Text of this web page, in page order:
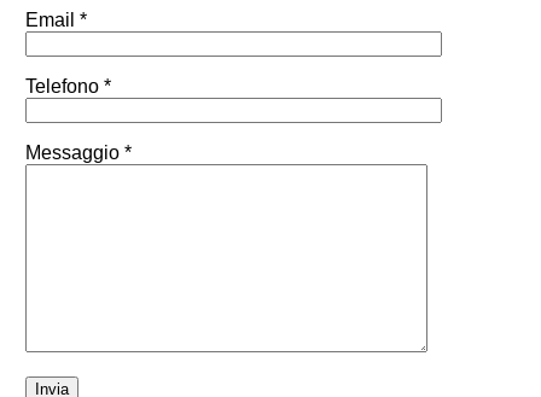
Email *
Telefono *
Messaggio *